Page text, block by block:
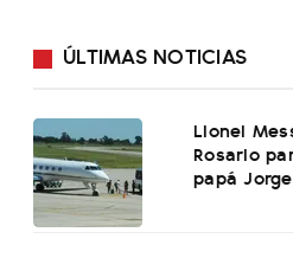
ÚLTIMAS NOTICIAS
Lionel
Rosario
papá Jorge